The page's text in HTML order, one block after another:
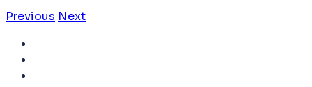
Previous Next